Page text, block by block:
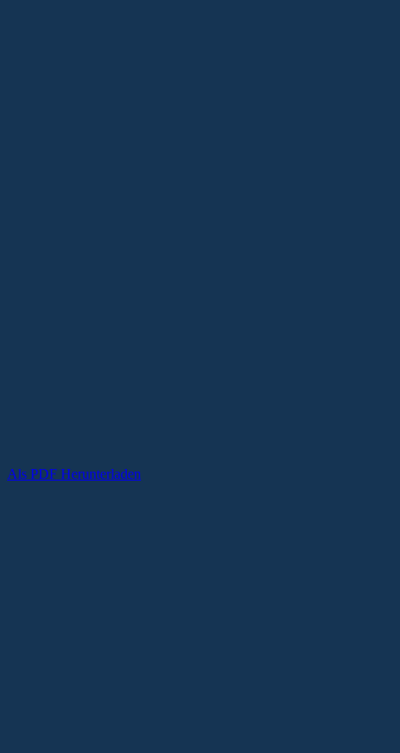
Als PDF Herunterladen